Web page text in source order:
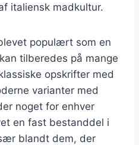
italiensk madkultur.
populært som en
tilberedes på mange
opskrifter med
varianter med
noget for enhver
en fast bestanddel i
blandt dem, der